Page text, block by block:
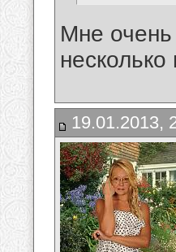
Мне
несколько
19.01.2013,